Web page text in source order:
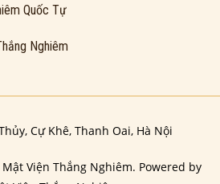
Quốc Tự
Nghiêm
Cự Khê, Thanh Oai, Hà Nội
Viện Thắng Nghiêm. Powered by